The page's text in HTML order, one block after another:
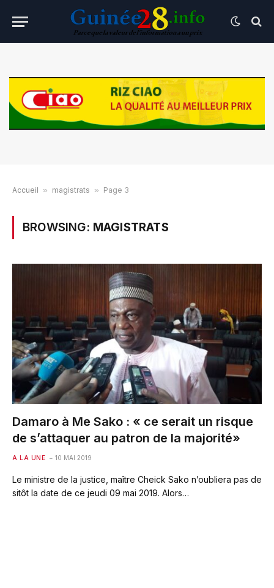
Accueil » magistrats » Page 3
BROWSING: MAGISTRATS
Damaro à Me Sako : « ce serait un risque
de s’attaquer au patron de la majorité»
A LA UNE 10 MAI 2019
Le ministre de la justice, maître Cheick Sako n’oubliera pas de
sitôt la date de ce jeudi 09 mai 2019. Alors…